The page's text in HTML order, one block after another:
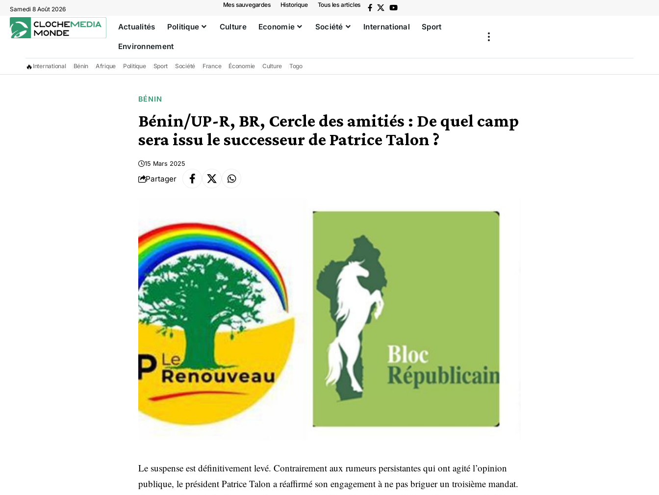
Samedi 8 Août 2026
Mes sauvegardes Historique Tous les articles
Actualités Politique Culture Economie Société International Sport
Environnement
🔥 International Bénin Afrique Politique Sport Société France Économie Culture Togo
BÉNIN
Bénin/UP-R, BR, Cercle des amitiés : De quel camp
sera issu le successeur de Patrice Talon ?
15 Mars 2025
Partager
Le suspense est définitivement levé. Contrairement aux rumeurs persistantes qui ont agité l’opinion
publique, le président Patrice Talon a réaffirmé son engagement à ne pas briguer un troisième mandat.